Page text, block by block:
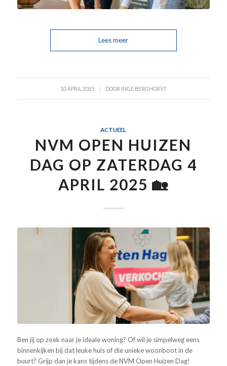
Lees meer
10 APRIL 2025
/ DOOR INGE BERGHORST
ACTUEEL
NVM OPEN HUIZEN
DAG OP ZATERDAG 4
APRIL 2025 🏡
Ben jij op zoek naar je ideale woning? Of wil je simpelweg eens
binnenkijken bij dat leuke huis of die unieke woonboot in de
buurt? Grijp dan je kans tijdens de NVM Open Huizen Dag!